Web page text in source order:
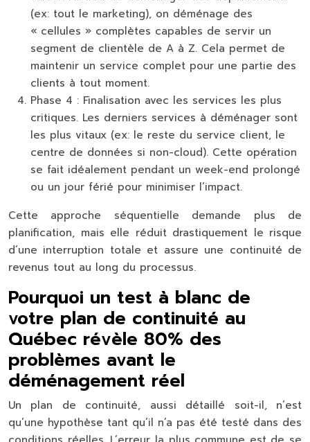
(ex: tout le marketing), on déménage des
« cellules » complètes capables de servir un
segment de clientèle de A à Z. Cela permet de
maintenir un service complet pour une partie des
clients à tout moment.
Phase 4 : Finalisation avec les services les plus
critiques. Les derniers services à déménager sont
les plus vitaux (ex: le reste du service client, le
centre de données si non-cloud). Cette opération
se fait idéalement pendant un week-end prolongé
ou un jour férié pour minimiser l’impact.
Cette approche séquentielle demande plus de
planification, mais elle réduit drastiquement le risque
d’une interruption totale et assure une continuité de
revenus tout au long du processus.
Pourquoi un test à blanc de
votre plan de continuité au
Québec révèle 80% des
problèmes avant le
déménagement réel
Un plan de continuité, aussi détaillé soit-il, n’est
qu’une hypothèse tant qu’il n’a pas été testé dans des